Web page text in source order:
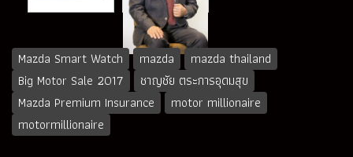
Mazda Smart Watch mazda
mazda thailand
Big Motor Sale 2017
ชาญชัย ตระการอุดมสุข
Mazda Premium Insurance
motor millionaire
motormillionaire